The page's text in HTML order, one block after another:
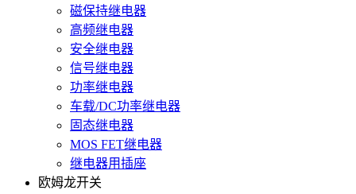
磁保持继电器
高频继电器
安全继电器
信号继电器
功率继电器
车载/DC功率继电器
固态继电器
MOS FET继电器
继电器用插座
欧姆龙开关